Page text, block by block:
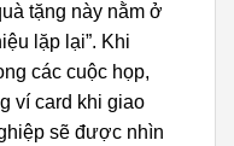
tặng này nằm ở
lặp lại”. Khi
các cuộc họp,
ví card khi giao
sẽ được nhìn